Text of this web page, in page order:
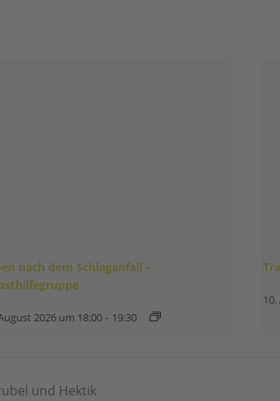
nach dem Schlaganfall –
2026 um 18:00 - 19:30
und Hektik